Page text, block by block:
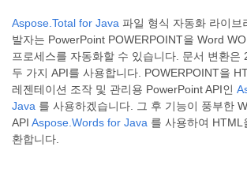
Aspose.Total for Java 파일 형식 자동화 라이브
발자는 PowerPoint POWERPOINT을 Word
프로세스를 자동화할 수 있습니다. 문서 변환은
두 가지 API를 사용합니다. POWERPOINT을
레젠테이션 조작 및 관리용 PowerPoint API인
Java 를 사용하겠습니다. 그 후 기능이 풍부한
API Aspose.Words for Java 를 사용하여 HTML
환합니다.